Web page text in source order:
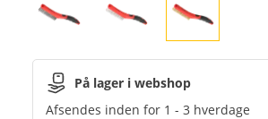
På lager i webshop
Afsendes inden for 1 - 3 hverdage